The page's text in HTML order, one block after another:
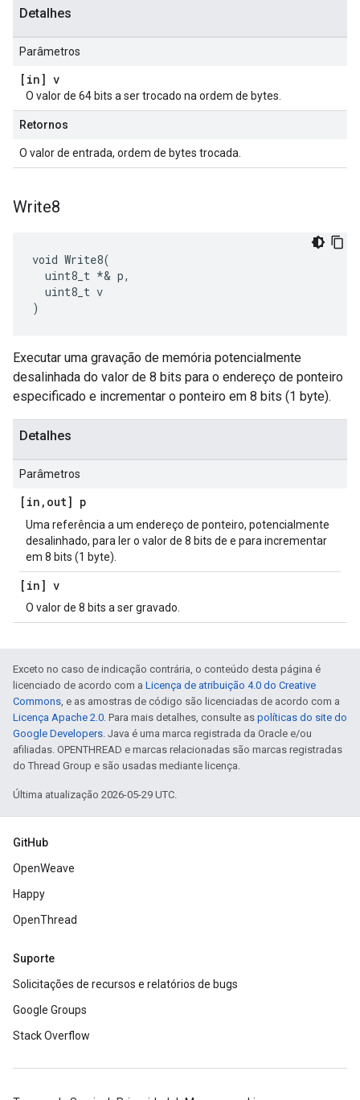
Detalhes
Parâmetros
[in] v
O valor de 64 bits a ser trocado na ordem de bytes.
Retornos
O valor de entrada, ordem de bytes trocada.
Write8
void Write8(
  uint8_t *& p,
  uint8_t v
)
Executar uma gravação de memória potencialmente
desalinhada do valor de 8 bits para o endereço de ponteiro
especificado e incrementar o ponteiro em 8 bits (1 byte).
Detalhes
Parâmetros
[in , out] p
Uma referência a um endereço de ponteiro, potencialmente
desalinhado, para ler o valor de 8 bits de e para incrementar
em 8 bits (1 byte).
[in] v
O valor de 8 bits a ser gravado.
Exceto no caso de indicação contrária, o conteúdo desta página é
licenciado de acordo com a Licença de atribuição 4.0 do Creative
Commons, e as amostras de código são licenciadas de acordo com a
Licença Apache 2.0. Para mais detalhes, consulte as políticas do site do
Google Developers. Java é uma marca registrada da Oracle e/ou
afiliadas. OPENTHREAD e marcas relacionadas são marcas registradas
do Thread Group e são usadas mediante licença.
Última atualização 2026-05-29 UTC.
GitHub
OpenWeave
Happy
OpenThread
Suporte
Solicitações de recursos e relatórios de bugs
Google Groups
Stack Overflow